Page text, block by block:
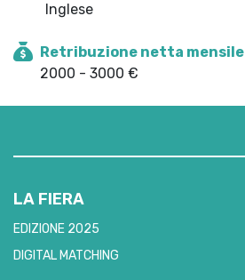
Inglese
Retribuzione netta mensile
2000 - 3000 €
LA FIERA
EDIZIONE 2025
DIGITAL MATCHING